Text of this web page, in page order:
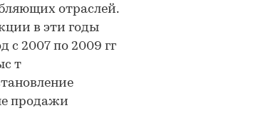
отраслей.
в эти годы
с 2007 по 2009 гг
т
продажи